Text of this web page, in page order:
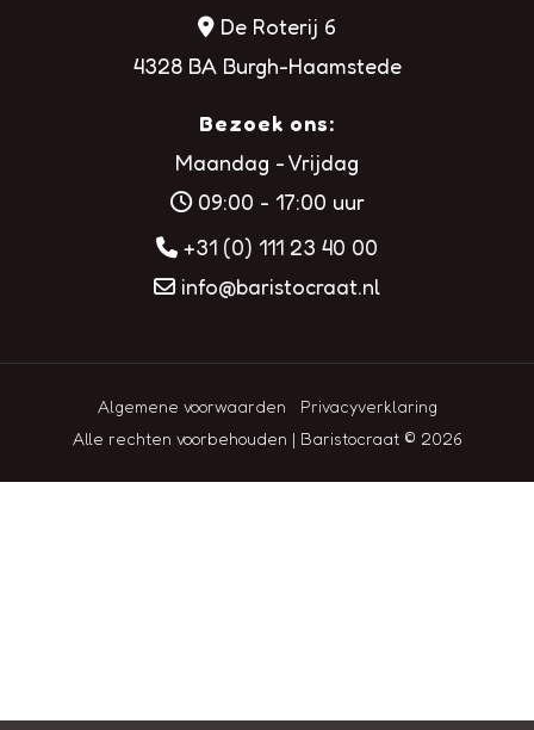
De Roterij 6
4328 BA Burgh-Haamstede
Bezoek ons:
Maandag - Vrijdag
09:00 - 17:00 uur
+31 (0) 111 23 40 00
info@baristocraat.nl
Algemene voorwaarden
Privacyverklaring
Alle rechten voorbehouden | Baristocraat © 2026